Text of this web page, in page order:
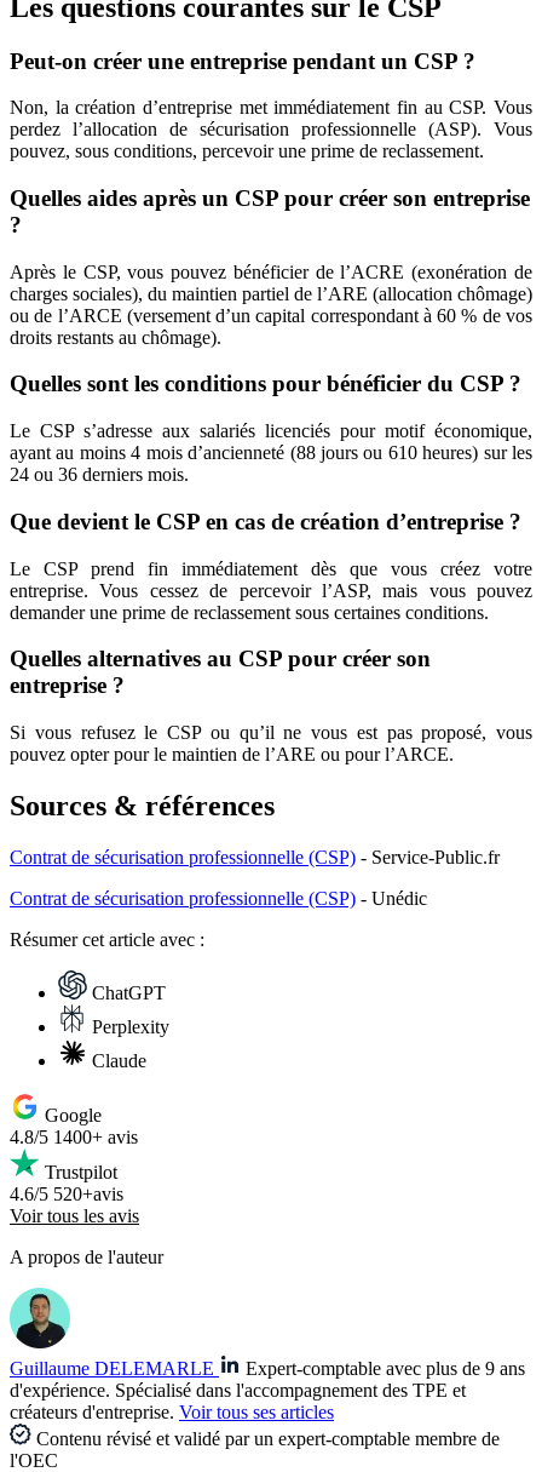
Les questions courantes sur le CSP
Peut-on créer une entreprise pendant un CSP ?
Non, la création d’entreprise met immédiatement fin au CSP. Vous
perdez l’allocation de sécurisation professionnelle (ASP). Vous
pouvez, sous conditions, percevoir une prime de reclassement.
Quelles aides après un CSP pour créer son entreprise
?
Après le CSP, vous pouvez bénéficier de l’ACRE (exonération de
charges sociales), du maintien partiel de l’ARE (allocation chômage)
ou de l’ARCE (versement d’un capital correspondant à 60 % de vos
droits restants au chômage).
Quelles sont les conditions pour bénéficier du CSP ?
Le CSP s’adresse aux salariés licenciés pour motif économique,
ayant au moins 4 mois d’ancienneté (88 jours ou 610 heures) sur les
24 ou 36 derniers mois.
Que devient le CSP en cas de création d’entreprise ?
Le CSP prend fin immédiatement dès que vous créez votre
entreprise. Vous cessez de percevoir l’ASP, mais vous pouvez
demander une prime de reclassement sous certaines conditions.
Quelles alternatives au CSP pour créer son
entreprise ?
Si vous refusez le CSP ou qu’il ne vous est pas proposé, vous
pouvez opter pour le maintien de l’ARE ou pour l’ARCE.
Sources & références
Contrat de sécurisation professionnelle (CSP) - Service-Public.fr
Contrat de sécurisation professionnelle (CSP) - Unédic
Résumercet article avec :
ChatGPT
Perplexity
Claude
Google
4.8/5 1400+ avis
Trustpilot
4.6/5 520+avis
Voir tous les avis
A propos de l'auteur
Guillaume DELEMARLE
Expert-comptable avec plus de 9 ans
d'expérience. Spécialisé dans l'accompagnement des TPE et
créateurs d'entreprise. Voir tous ses articles
Contenu révisé et validé par un expert-comptable membre de
l'OEC